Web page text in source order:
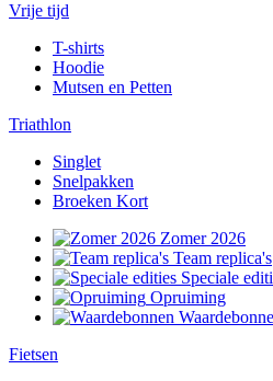
Vrije tijd
T-shirts
Hoodie
Mutsen en Petten
Triathlon
Singlet
Snelpakken
Broeken Kort
Zomer 2026
Team replica's
Speciale
Opruiming
Fietsen